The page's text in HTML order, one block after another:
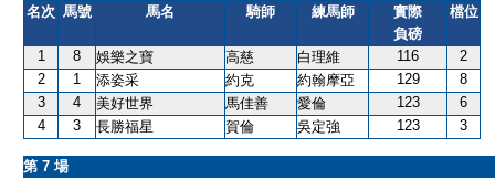
名次 馬號 馬名 騎師 練馬師
實際
負磅
檔位
1 8 娛樂之寶 高慈 白理維 116
2
2
1 添姿采 約克 約翰摩亞 129
8
3
4 美好世界 馬佳善 愛倫 123
6
4
3 長勝福星 賀倫 吳定強 123 3
第 7 場